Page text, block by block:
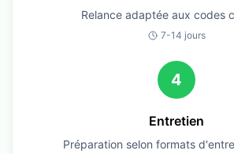
Relance adaptée aux codes
7-14 jours
4
Entretien
Préparation selon formats